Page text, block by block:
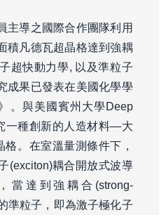
主導之國際合作團隊利用
積凡德瓦超晶格達到強耦
超快動力學, 以及準粒子
成果已發表在美國化學學
。與美國賓州大學Deep
一種創新的人造材料—大
格。在室溫量測條件下，
(exciton)耦合開放式波導
當達到強耦合(strong-
準粒子，即為激子極化子